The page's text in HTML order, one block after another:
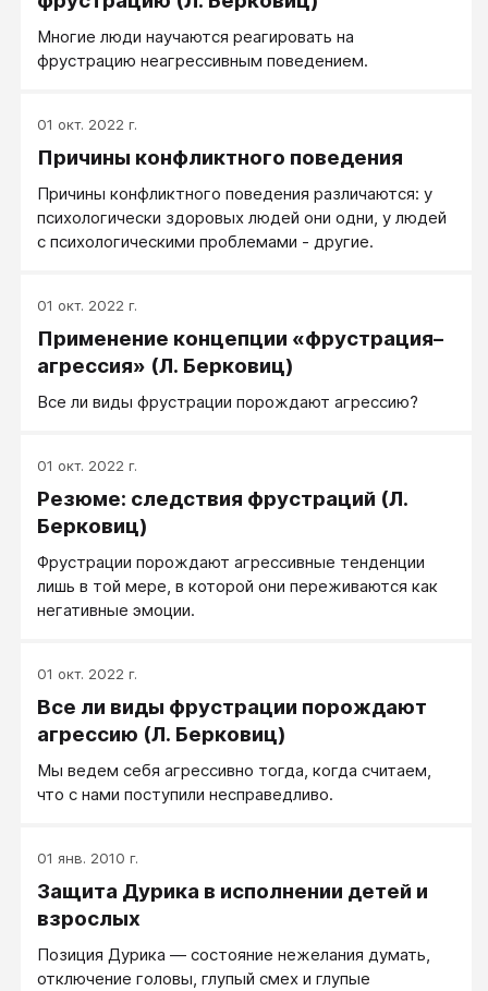
Многие люди научаются реагировать на
фрустрацию неагрессивным поведением.
01 окт. 2022 г.
Причины конфликтного поведения
Причины конфликтного поведения различаются: у
психологически здоровых людей они одни, у людей
с психологическими проблемами - другие.
01 окт. 2022 г.
Применение концепции «фрустрация–
агрессия» (Л. Берковиц)
Все ли виды фрустрации порождают агрессию?
01 окт. 2022 г.
Резюме: следствия фрустраций (Л.
Берковиц)
Фрустрации порождают агрессивные тенденции
лишь в той мере, в которой они переживаются как
негативные эмоции.
01 окт. 2022 г.
Все ли виды фрустрации порождают
агрессию (Л. Берковиц)
Мы ведем себя агрессивно тогда, когда считаем,
что с нами поступили несправедливо.
01 янв. 2010 г.
Защита Дурика в исполнении детей и
взрослых
Позиция Дурика — состояние нежелания думать,
отключение головы, глупый смех и глупые